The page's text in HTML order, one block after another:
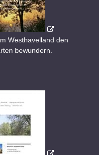
Westhavelland den
bewundern.